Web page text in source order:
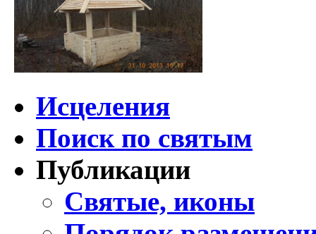
Исцеления
Поиск по святым
Публикации
Святые, иконы